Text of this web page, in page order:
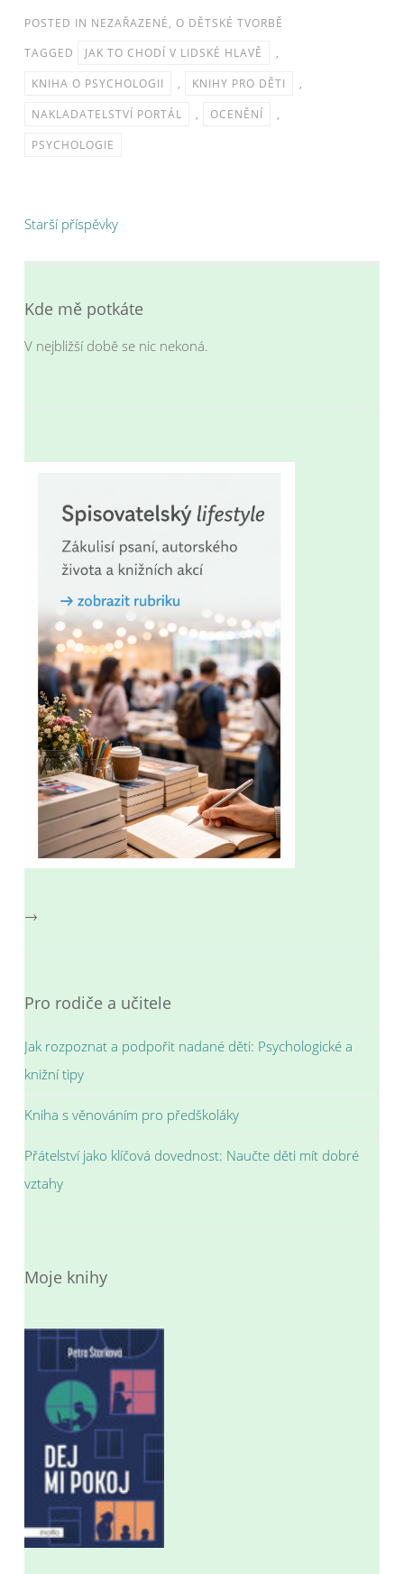
POSTED IN NEZAŘAZENÉ, O DĚTSKÉ TVORBĚ
TAGGED
JAK TO CHODÍ V LIDSKÉ HLAVĚ
,
KNIHA O PSYCHOLOGII
, KNIHY PRO DĚTI
,
NAKLADATELSTVÍ PORTÁL
, OCENĚNÍ
,
PSYCHOLOGIE
Navigace
Starší příspěvky
Kde mě potkáte
V nejbližší době se nic nekoná.
→
Pro rodiče a učitele
Jak rozpoznat a podpořit nadané děti: Psychologické a
knižní tipy
Kniha s věnováním pro předškoláky
Přátelství jako klíčová dovednost: Naučte děti mít dobré
vztahy
Moje knihy